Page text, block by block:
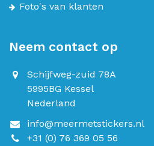
Foto's van klanten
Neem contact op
Schijfweg-zuid 78A
5995BG Kessel
Nederland
info@meermetstickers.nl
+31 (0) 76 369 05 56